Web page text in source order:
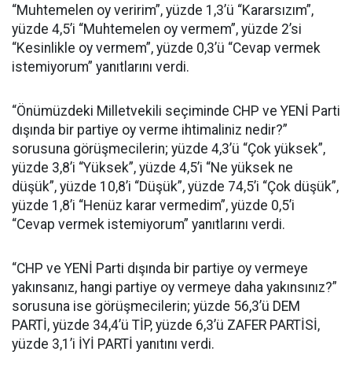
“Muhtemelen oy veririm”, yüzde 1,3’ü “Kararsızım”,
yüzde 4,5’i “Muhtemelen oy vermem”, yüzde 2’si
“Kesinlikle oy vermem”, yüzde 0,3’ü “Cevap vermek
istemiyorum” yanıtlarını verdi.
“Önümüzdeki Milletvekili seçiminde CHP ve YENİ Parti
dışında bir partiye oy verme ihtimaliniz nedir?”
sorusuna görüşmecilerin; yüzde 4,3’ü “Çok yüksek”,
yüzde 3,8’i “Yüksek”, yüzde 4,5’i “Ne yüksek ne
düşük”, yüzde 10,8’i “Düşük”, yüzde 74,5’i “Çok düşük”,
yüzde 1,8’i “Henüz karar vermedim”, yüzde 0,5’i
“Cevap vermek istemiyorum” yanıtlarını verdi.
“CHP ve YENİ Parti dışında bir partiye oy vermeye
yakınsanız, hangi partiye oy vermeye daha yakınsınız?”
sorusuna ise görüşmecilerin; yüzde 56,3’ü DEM
PARTİ, yüzde 34,4’ü TİP, yüzde 6,3’ü ZAFER PARTİSİ,
yüzde 3,1’i İYİ PARTİ yanıtını verdi.